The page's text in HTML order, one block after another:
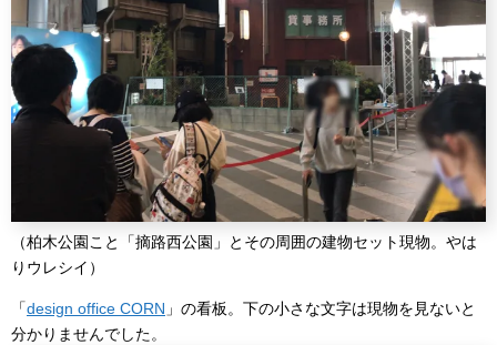
（柏木公園こと「摘路西公園」とその周囲の建物セット現物。やは
りウレシイ）
「design office CORN 」の看板。下の小さな文字は現物を見ないと
分かりませんでした。